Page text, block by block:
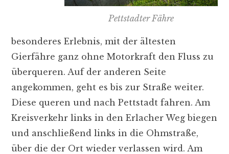
Pettstadter Fähre
besonderes Erlebnis, mit der ältesten
Gierfähre ganz ohne Motorkraft den Fluss zu
überqueren. Auf der anderen Seite
angekommen, geht es bis zur Straße weiter.
Diese queren und nach Pettstadt fahren. Am
Kreisverkehr links in den Erlacher Weg biegen
und anschließend links in die Ohmstraße,
über die der Ort wieder verlassen wird. Am